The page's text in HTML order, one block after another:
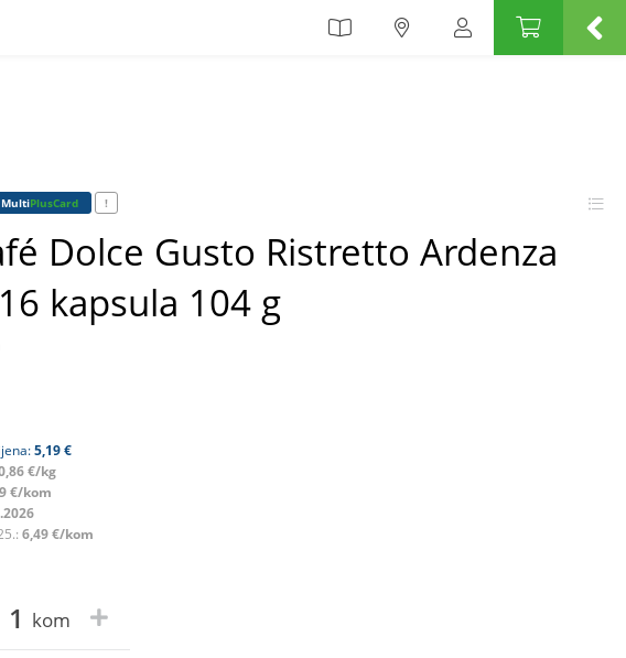
MultiPlusCard !
Dolce Gusto Ristretto Ardenza
kapsula 104 g
5,19 €
€/kg
€/kom
6,49 €/kom
kom